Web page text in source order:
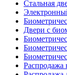
Стальная
Двери с
Распродажа